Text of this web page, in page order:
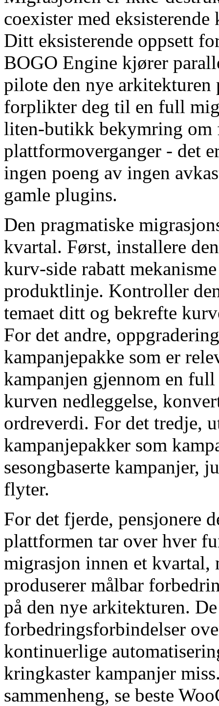
coexister med
Ditt eksisterende oppsett
BOGO Engine kjører
pilote den nye arkitekturen
forplikter deg til en full
liten-butikk bekymring om
plattformoverganger - det
ingen poeng av ingen
gamle plugins.
Den pragmatiske
kvartal. Først, installere
kurv-side rabatt
produktlinje. Kontroller
temaet ditt og bekrefte
For det andre,
kampanjepakke som er
kampanjen gjennom en
kurven nedleggelse,
ordreverdi. For det tredje,
kampanjepakker som
sesongbaserte kampanjer,
flyter.
For det fjerde, pensjonere
plattformen tar over hver
migrasjon innen et kvartal,
produserer målbar
på den nye arkitekturen.
forbedringsforbindelser
kontinuerlige
kringkaster kampanjer
sammenheng, se beste